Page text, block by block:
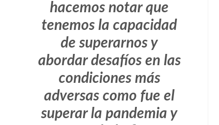
hacemos notar que
tenemos la capacidad
de superarnos y
abordar desafíos en las
condiciones más
adversas como fue el
superar la pandemia y